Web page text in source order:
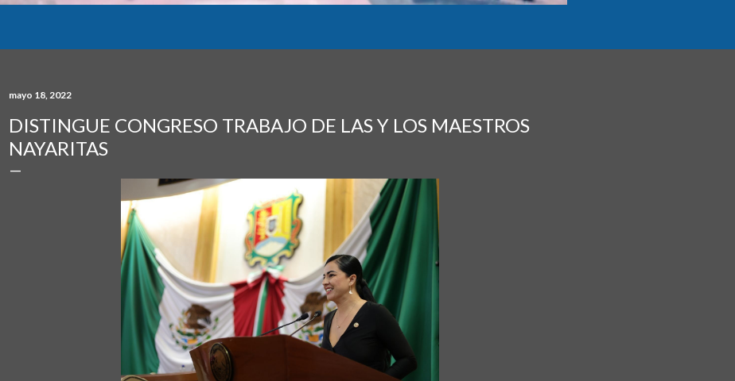
mayo 18, 2022
DISTINGUE CONGRESO TRABAJO DE LAS Y LOS MAESTROS
NAYARITAS